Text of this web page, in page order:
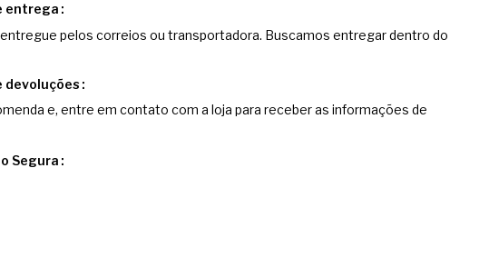
entrega
pelos correios ou transportadora. Buscamos entregar dentro do
devoluções
e, entre em contato com a loja para receber as informações de
Segura